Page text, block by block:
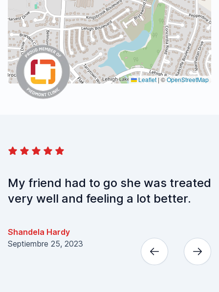
Leaflet | ©OpenStreetMap
5 Estrellas
My friend had to go she was treated
very well and feeling a lot better.
Shandela Hardy
Septiembre 25, 2023